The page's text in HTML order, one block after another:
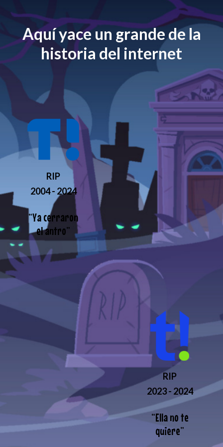
Aquí yace un grande de la
historia del internet
RIP
2004 - 2024
“Ya cerraron
el antro”
RIP
2023 - 2024
“Ella no te
quiere”